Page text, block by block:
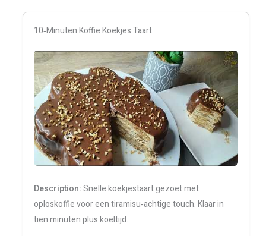
10‑Minuten Koffie Koekjes Taart
Description:Snelle koekjestaart gezoet met
oploskoffie voor een tiramisu‑achtige touch. Klaar in
tien minuten plus koeltijd.